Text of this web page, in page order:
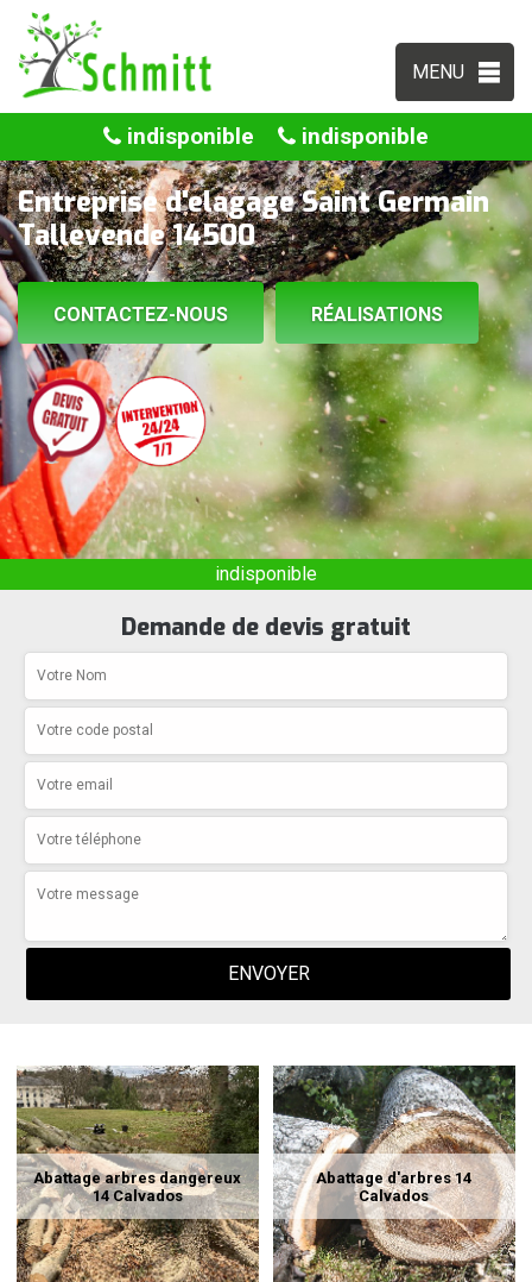
MENU
indisponible indisponible
Entreprise d'elagage Saint Germain
Tallevende 14500
CONTACTEZ-NOUS RÉALISATIONS
indisponible
Demande de devis gratuit
Abattage arbres dangereux
14 Calvados
Abattage d'arbres 14
Calvados